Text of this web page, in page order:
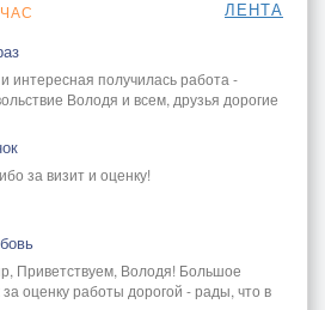
ЛЕНТА
интересная получилась работа -
Володя и всем, друзья дорогие
за визит и оценку!
Приветствуем, Володя! Большое
за оценку работы дорогой - рады, что в